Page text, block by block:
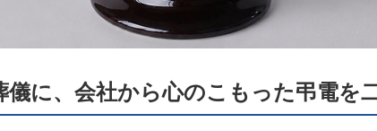
儀に、会社から心のこもった弔電を